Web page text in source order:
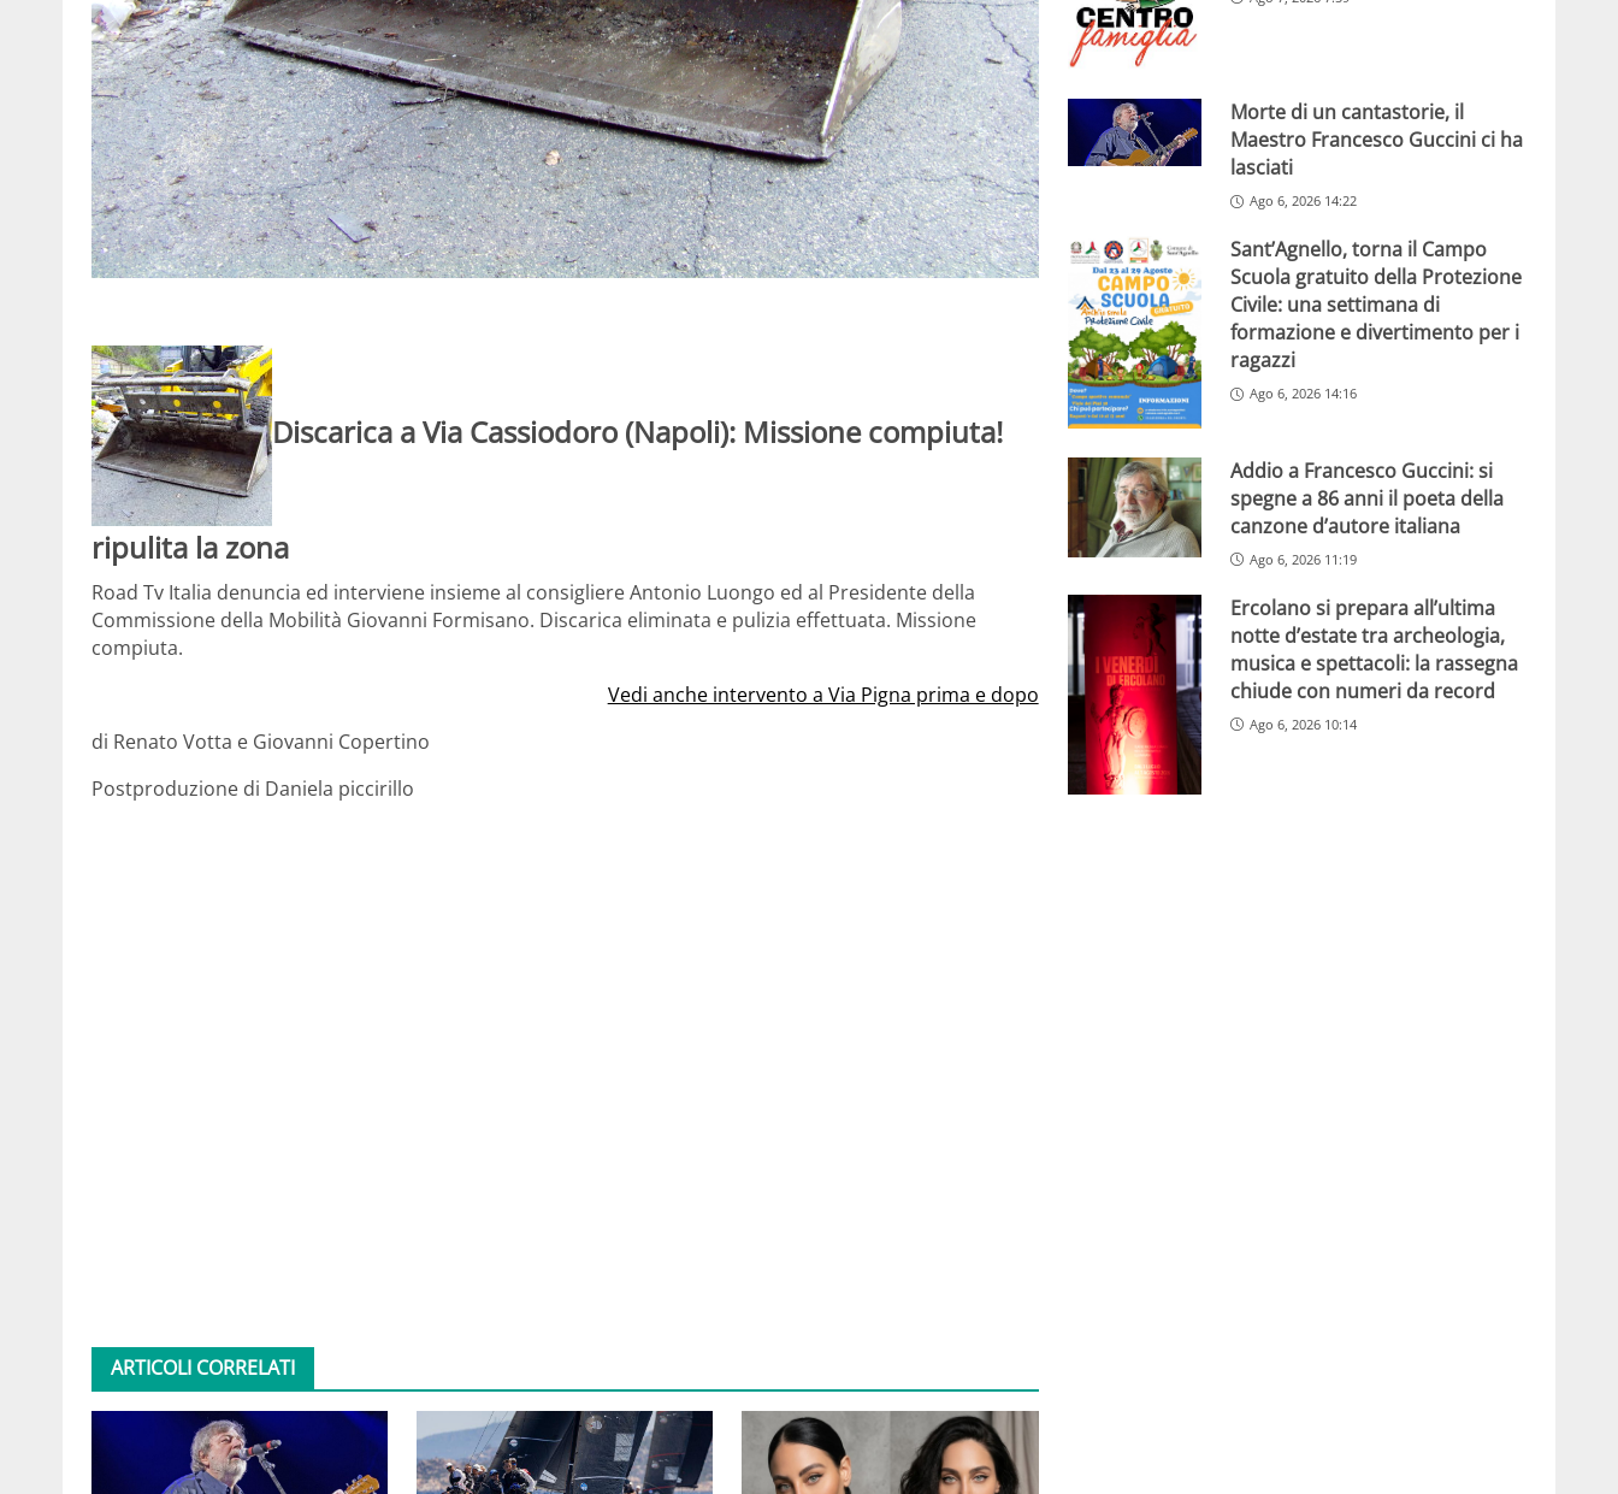
Discarica a Via Cassiodoro (Napoli): Missione compiuta!
ripulita la zona
Road Tv Italia denuncia ed interviene insieme al consigliere Antonio Luongo ed al Presidente della
Commissione della Mobilità Giovanni Formisano. Discarica eliminata e pulizia effettuata. Missione
compiuta.
Vedi anche intervento a Via Pigna prima e dopo
di Renato Votta e Giovanni Copertino
Postproduzione di Daniela piccirillo
ARTICOLI CORRELATI
Morte di un cantastorie, il
Maestro Francesco Guccini ci ha
lasciati
Ago 6, 2026 14:22
Sant’Agnello, torna il Campo
Scuola gratuito della Protezione
Civile: una settimana di
formazione e divertimento per i
ragazzi
Ago 6, 2026 14:16
Addio a Francesco Guccini: si
spegne a 86 anni il poeta della
canzone d’autore italiana
Ago 6, 2026 11:19
Ercolano si prepara all’ultima
notte d’estate tra archeologia,
musica e spettacoli: la rassegna
chiude con numeri da record
Ago 6, 2026 10:14